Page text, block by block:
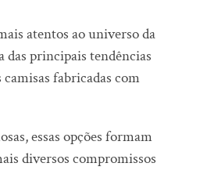
atentos ao universo da
das principais tendências
camisas fabricadas com
essas opções formam
diversos compromissos